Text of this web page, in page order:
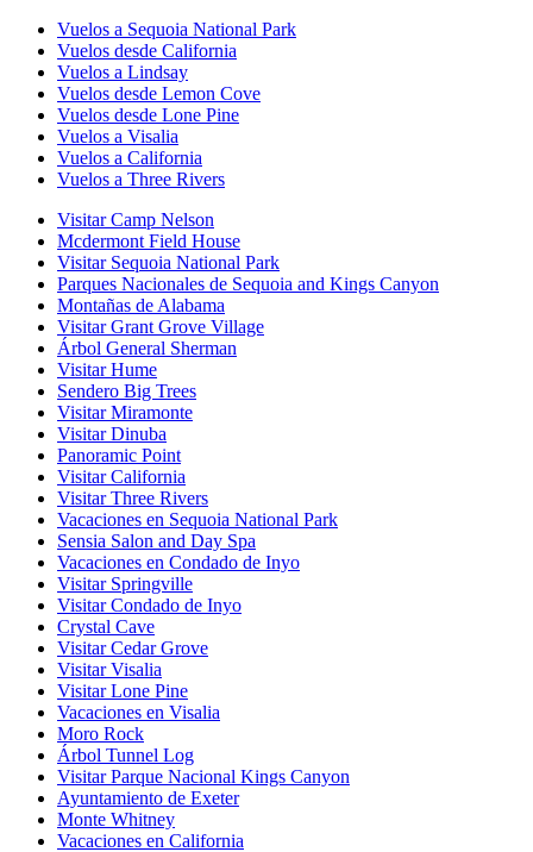
Vuelos a Sequoia National Park
Vuelos desde California
Vuelos a Lindsay
Vuelos desde Lemon Cove
Vuelos desde Lone Pine
Vuelos a Visalia
Vuelos a California
Vuelos a Three Rivers
Visitar Camp Nelson
Mcdermont Field House
Visitar Sequoia National Park
Parques Nacionales de Sequoia and Kings Canyon
Montañas de Alabama
Visitar Grant Grove Village
Árbol General Sherman
Visitar Hume
Sendero Big Trees
Visitar Miramonte
Visitar Dinuba
Panoramic Point
Visitar California
Visitar Three Rivers
Vacaciones en Sequoia National Park
Sensia Salon and Day Spa
Vacaciones en Condado de Inyo
Visitar Springville
Visitar Condado de Inyo
Crystal Cave
Visitar Cedar Grove
Visitar Visalia
Visitar Lone Pine
Vacaciones en Visalia
Moro Rock
Árbol Tunnel Log
Visitar Parque Nacional Kings Canyon
Ayuntamiento de Exeter
Monte Whitney
Vacaciones en California